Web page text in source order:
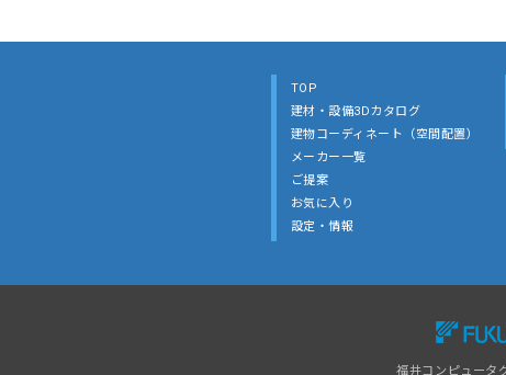
TOP
建材・設備3Dカタログ
建物コーディネート（空間配置）
メーカー一覧
ご提案
お気に入り
設定・情報
福井コンピュータ